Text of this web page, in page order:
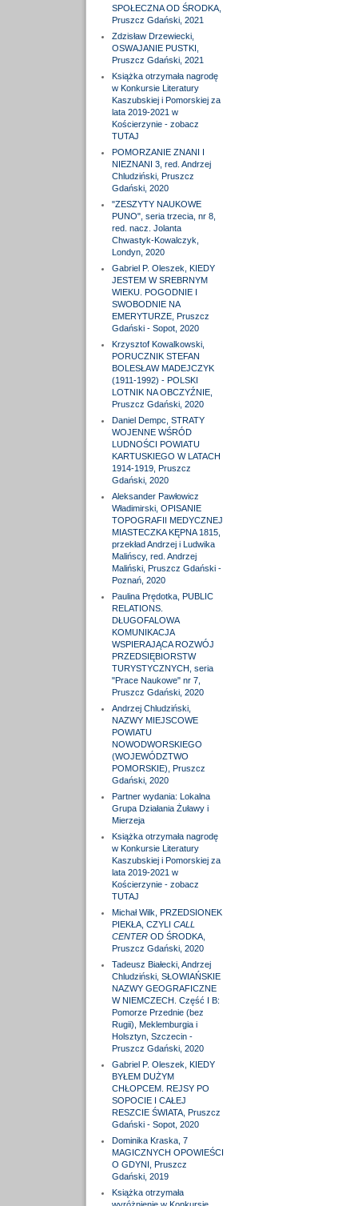
SPOŁECZNA OD ŚRODKA,
Pruszcz Gdański, 2021
Zdzisław Drzewiecki,
OSWAJANIE PUSTKI,
Pruszcz Gdański, 2021
Książka otrzymała nagrodę
w Konkursie Literatury
Kaszubskiej i Pomorskiej za
lata 2019-2021 w
Kościerzynie - zobacz
TUTAJ
POMORZANIE ZNANI I
NIEZNANI 3, red. Andrzej
Chludziński, Pruszcz
Gdański, 2020
"ZESZYTY NAUKOWE
PUNO", seria trzecia, nr 8,
red. nacz. Jolanta
Chwastyk-Kowalczyk,
Londyn, 2020
Gabriel P. Oleszek, KIEDY
JESTEM W SREBRNYM
WIEKU. POGODNIE I
SWOBODNIE NA
EMERYTURZE, Pruszcz
Gdański - Sopot, 2020
Krzysztof Kowalkowski,
PORUCZNIK STEFAN
BOLESŁAW MADEJCZYK
(1911-1992) - POLSKI
LOTNIK NA OBCZYŹNIE,
Pruszcz Gdański, 2020
Daniel Dempc, STRATY
WOJENNE WŚRÓD
LUDNOŚCI POWIATU
KARTUSKIEGO W LATACH
1914-1919, Pruszcz
Gdański, 2020
Aleksander Pawłowicz
Władimirski, OPISANIE
TOPOGRAFII MEDYCZNEJ
MIASTECZKA KĘPNA 1815,
przekład Andrzej i Ludwika
Malińscy, red. Andrzej
Maliński, Pruszcz Gdański -
Poznań, 2020
Paulina Prędotka, PUBLIC
RELATIONS.
DŁUGOFALOWA
KOMUNIKACJA
WSPIERAJĄCA ROZWÓJ
PRZEDSIĘBIORSTW
TURYSTYCZNYCH, seria
"Prace Naukowe" nr 7,
Pruszcz Gdański, 2020
Andrzej Chludziński,
NAZWY MIEJSCOWE
POWIATU
NOWODWORSKIEGO
(WOJEWÓDZTWO
POMORSKIE), Pruszcz
Gdański, 2020
Partner wydania: Lokalna
Grupa Działania Żuławy i
Mierzeja
Książka otrzymała nagrodę
w Konkursie Literatury
Kaszubskiej i Pomorskiej za
lata 2019-2021 w
Kościerzynie - zobacz
TUTAJ
Michał Wilk, PRZEDSIONEK
PIEKŁA, CZYLI CALL
CENTEROD ŚRODKA,
Pruszcz Gdański, 2020
Tadeusz Białecki, Andrzej
Chludziński, SŁOWIAŃSKIE
NAZWY GEOGRAFICZNE
W NIEMCZECH. Część I B:
Pomorze Przednie (bez
Rugii), Meklemburgia i
Holsztyn, Szczecin -
Pruszcz Gdański, 2020
Gabriel P. Oleszek, KIEDY
BYŁEM DUŻYM
CHŁOPCEM. REJSY PO
SOPOCIE I CAŁEJ
RESZCIE ŚWIATA, Pruszcz
Gdański - Sopot, 2020
Dominika Kraska, 7
MAGICZNYCH OPOWIEŚCI
O GDYNI, Pruszcz
Gdański, 2019
Książka otrzymała